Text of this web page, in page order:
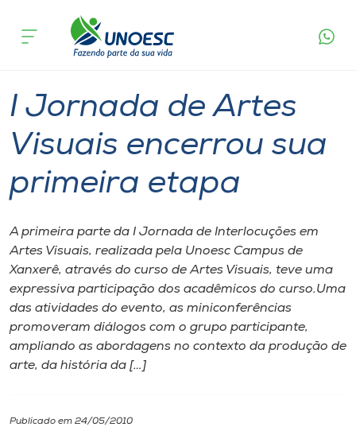
Cursos
Pesquisa
Atendimento ao Estudante
Portal de Ensino
A
Unoesc
Internacionalização
acontece
I Jornada de Artes
Visuais encerrou sua
primeira etapa
A primeira parte da I Jornada de Interlocuções em
Artes Visuais, realizada pela Unoesc Campus de
Xanxerê, através do curso de Artes Visuais, teve uma
expressiva participação dos acadêmicos do curso.Uma
das atividades do evento, as miniconferências
promoveram diálogos com o grupo participante,
ampliando as abordagens no contexto da produção de
arte, da história da […]
Publicado em 24/05/2010